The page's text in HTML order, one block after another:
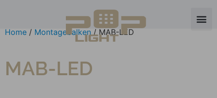
Home / Montagebalken / MAB-LED
MAB-LED